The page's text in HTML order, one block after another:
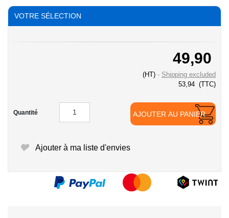
VOTRE SÉLECTION
49,90
(HT)
Shipping excluded
53,94 (TTC)
Quantité AJOUTER AU PANIER
Ajouter à ma liste d'envies